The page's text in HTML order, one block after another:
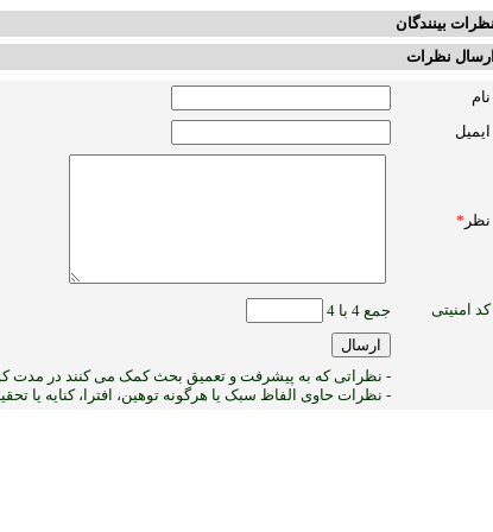
بینندگان
نظرات
نام
ایمیل
نظر *
کد امنیتی جمع 4 با 4
- نظراتی که به پیشرفت و تعمیق بحث کمک می کنند در مدت
- نظرات حاوی الفاظ سبک یا هرگونه توهین، افترا، کنایه یا